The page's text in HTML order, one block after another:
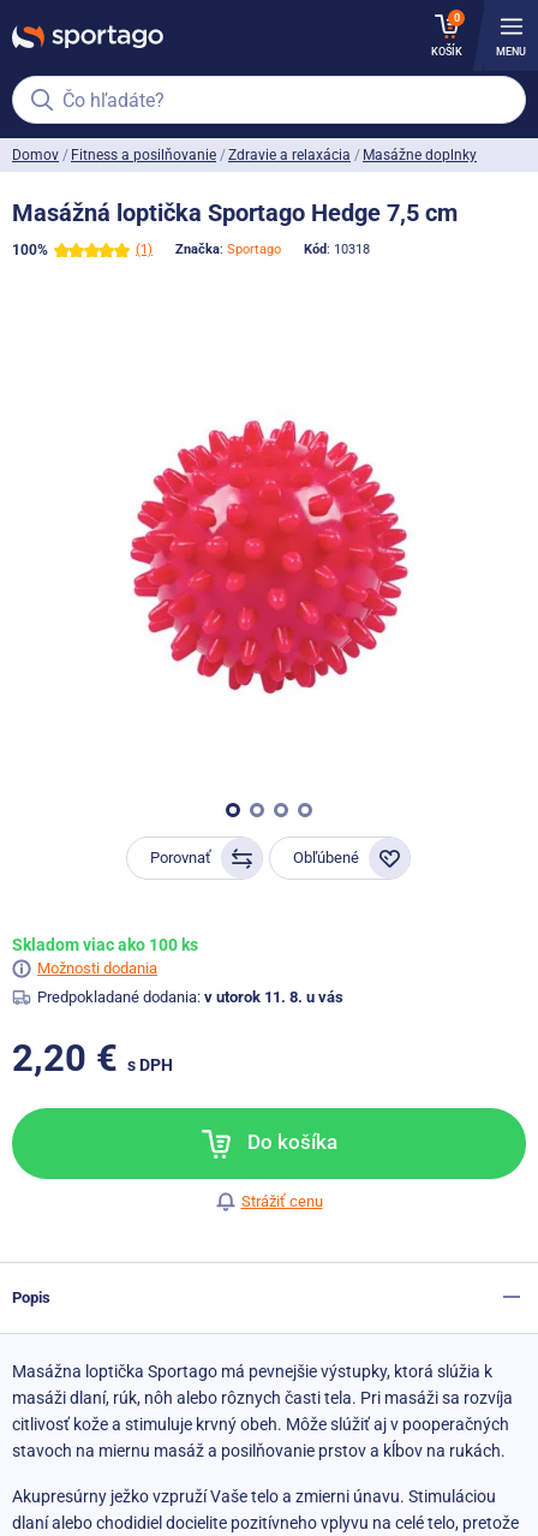
0
KOŠÍK MENU
Čo hľadáte?
Domov Fitness a posilňovanie Zdravie a relaxácia Masážne doplnky
100% (1) Značka: Sportago Kód: 10318
Masážná loptička Sportago Hedge 7,5 cm
Skladom viac ako 100 ks
Možnosti dodania
Predpokladané dodania: v utorok 11. 8. u vás
2,20 € s DPH
Do košíka
Strážiť cenu
Porovnať Obľúbené
Popis
Masážna loptička Sportago má pevnejšie výstupky, ktorá slúžia k
masáži dlaní, rúk, nôh alebo rôznych časti tela. Pri masáži sa rozvíja
citlivosť kože a stimuluje krvný obeh. Môže slúžiť aj v pooperačných
stavoch na miernu masáž a posilňovanie prstov a kĺbov na rukách.
Akupresúrny ježko vzpruží Vaše telo a zmierni únavu. Stimuláciou
dlaní alebo chodidiel docielite pozitívneho vplyvu na celé telo, pretože